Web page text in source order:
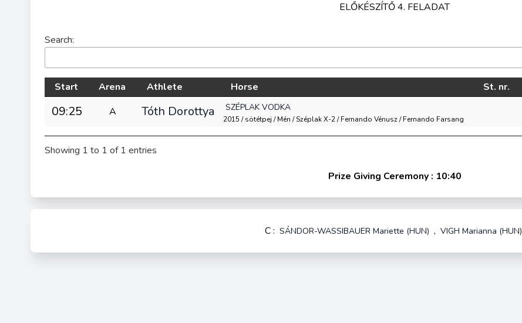
ELŐKÉSZÍTŐ 4. FELADAT
Search:
Start Arena Athlete Horse St. nr.
09:25 A Tóth Dorottya SZÉPLAK VODKA
2015 / sötétpej / Mén / Széplak X-2 / Fernando Vénusz / Fernando Farsang
Showing 1 to 1 of 1 entries
Prize Giving Ceremony : 10:40
C : SÁNDOR-WASSIBAUER Mariette (HUN) , VIGH Marianna (HUN)